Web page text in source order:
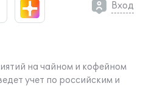
Вход
на чайном и кофейном
учет по российским и